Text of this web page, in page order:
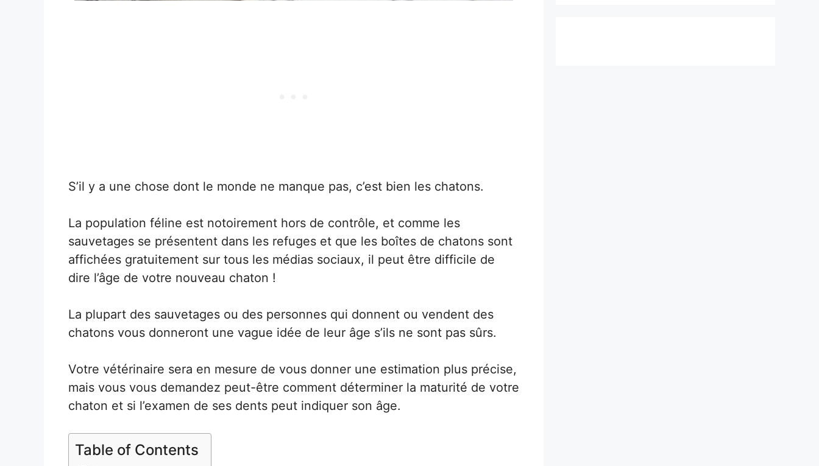
S’il y a une chose dont le monde ne manque pas, c’est bien les chatons.
La population féline est notoirement hors de contrôle, et comme les
sauvetages se présentent dans les refuges et que les boîtes de chatons sont
affichées gratuitement sur tous les médias sociaux, il peut être difficile de
dire l’âge de votre nouveau chaton !
La plupart des sauvetages ou des personnes qui donnent ou vendent des
chatons vous donneront une vague idée de leur âge s’ils ne sont pas sûrs.
Votre vétérinaire sera en mesure de vous donner une estimation plus précise,
mais vous vous demandez peut-être comment déterminer la maturité de votre
chaton et si l’examen de ses dents peut indiquer son âge.
Table of Contents